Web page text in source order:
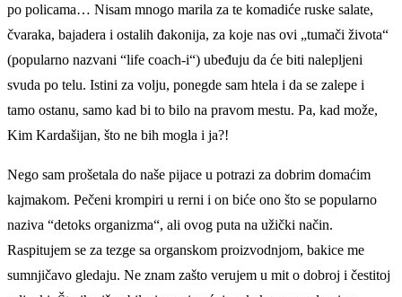
po policama… Nisam mnogo marila za te komadiće ruske salate,
čvaraka, bajadera i ostalih đakonija, za koje nas ovi „tumači života“
(popularno nazvani “life coach-i“) ubeđuju da će biti nalepljeni
svuda po telu. Istini za volju, ponegde sam htela i da se zalepe i
tamo ostanu, samo kad bi to bilo na pravom mestu. Pa, kad može,
Kim Kardašijan, što ne bih mogla i ja?!
Nego sam prošetala do naše pijace u potrazi za dobrim domaćim
kajmakom. Pečeni krompiri u rerni i on biće ono što se popularno
naziva “detoks organizma“, ali ovog puta na užički način.
Raspitujem se za tezge sa organskom proizvodnjom, bakice me
sumnjičavo gledaju. Ne znam zašto verujem u mit o dobroj i čestitoj